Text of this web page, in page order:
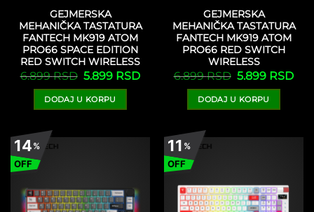
GEJMERSKA
MEHANIČKA TASTATURA
FANTECH MK919 ATOM
PRO66 SPACE EDITION
RED SWITCH WIRELESS
6.899RSD Originalna
cena
je
bila:
6.899 RSD.
5.899 RSDTrenutna
DODAJ U KORPU
GEJMERSKA
MEHANIČKA TASTATURA
FANTECH MK919 ATOM
PRO66 RED SWITCH
WIRELESS
6.899RSD Originalna
cena
je
bila:
6.899 RSD.
5.899 RSD
DODAJ U KORPU
14%
OFF
11%
OFF